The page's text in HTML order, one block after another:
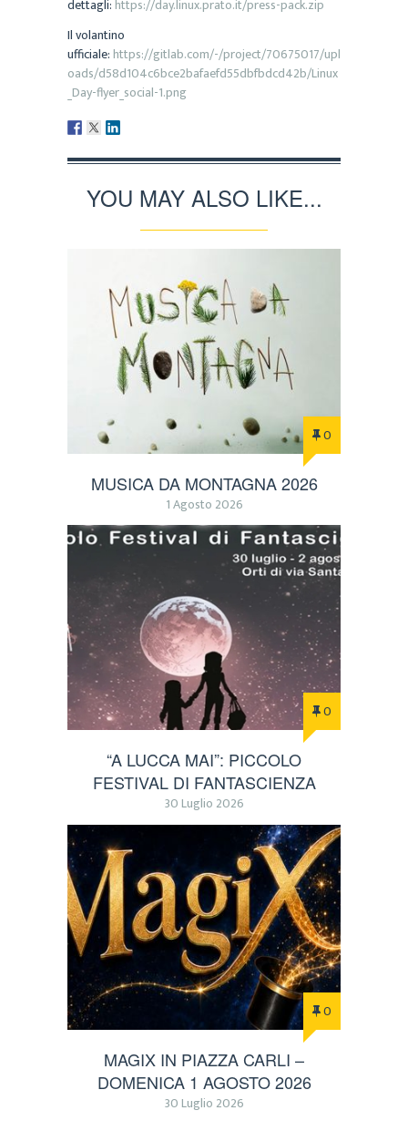
dettagli:https://day.linux.prato.it/press-pack.zip
Il volantino
ufficiale:https://gitlab.com/-/project/70675017/upl
oads/d58d104c6bce2bafaefd55dbfbdcd42b/Linux
_Day-flyer_social-1.png
YOU MAY ALSO LIKE...
0
MUSICA DA MONTAGNA 2026
1 Agosto 2026
0
“A LUCCA MAI”: PICCOLO
FESTIVAL DI FANTASCIENZA
30 Luglio 2026
0
MAGIX IN PIAZZA CARLI –
DOMENICA 1 AGOSTO 2026
30 Luglio 2026